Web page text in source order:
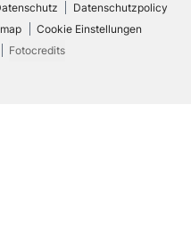
Datenschutzpolicy
Cookie Einstellungen
Fotocredits